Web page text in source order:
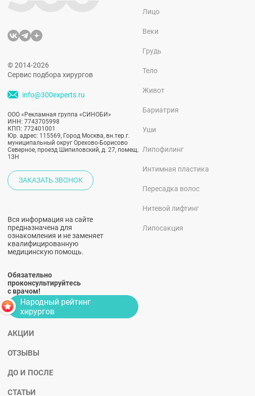
© 2014-2026
Сервис подбора хирургов
info@300experts.ru
ООО «Рекламная группа «СИНОБИ»
ИНН: 7743705998
КПП: 772401001
Юр. адрес: 115569, Город Москва, вн.тер.г.
муниципальный округ Орехово-Борисово
Северное, проезд Шипиловский, д. 27, помещ.
13Н
ЗАКАЗАТЬ ЗВОНОК
Вся информация на сайте
предназначена для
ознакомления и не заменяет
квалифицированную
медицинскую помощь.
Обязательно
проконсультируйтесь
с врачом!
Лицо
Веки
Грудь
Тело
Живот
Бариатрия
Уши
Липофилинг
Интимная пластика
Пересадка волос
Нитевой лифтинг
Липосакция
Народный рейтинг
хирургов
АКЦИИ
ОТЗЫВЫ
ДО И ПОСЛЕ
СТАТЬИ